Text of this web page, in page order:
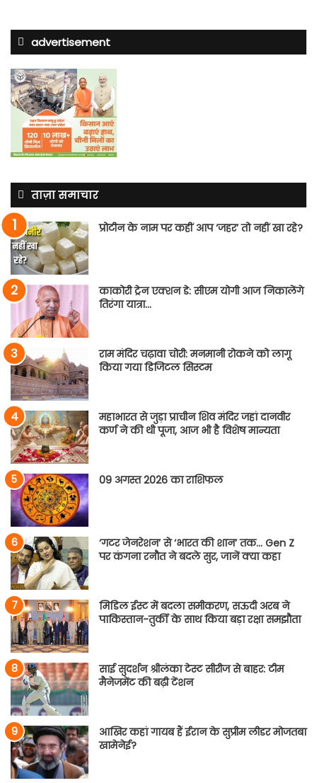
advertisement
ताज़ा समाचार
प्रोटीन के नाम पर कहीं आप ‘जहर’ तो नहीं खा रहे?
काकोरी ट्रेन एक्शन डे: सीएम योगी आज निकालेंगे
तिरंगा यात्रा…
राम मंदिर चढ़ावा चोरी: मनमानी रोकने को लागू
किया गया डिजिटल सिस्टम
महाभारत से जुड़ा प्राचीन शिव मंदिर जहां दानवीर
कर्ण ने की थी पूजा, आज भी है विशेष मान्यता
09 अगस्त 2026 का राशिफल
‘गटर जेनरेशन’ से ‘भारत की शान’ तक… Gen Z
पर कंगना रनौत ने बदले सुर, जानें क्या कहा
मिडिल ईस्ट में बदला समीकरण, सऊदी अरब ने
पाकिस्तान-तुर्की के साथ किया बड़ा रक्षा समझौता
साई सुदर्शन श्रीलंका टेस्ट सीरीज से बाहर: टीम
मैनेजमेंट की बढ़ी टेंशन
आखिर कहां गायब हैं ईरान के सुप्रीम लीडर मोजतबा
खामेनेई?